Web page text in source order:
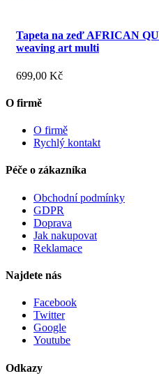
Tapeta na zeď AFRICAN
weaving art multi
699,00 Kč
O firmě
O firmě
Rychlý kontakt
Péče o zákazníka
Obchodní podmínky
GDPR
Doprava
Jak nakupovat
Reklamace
Najdete nás
Facebook
Twitter
Google
Youtube
Odkazy